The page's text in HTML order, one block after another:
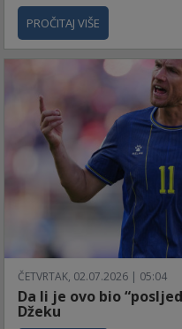
PROČITAJ VIŠE
ČETVRTAK, 02.07.2026 | 05:04
Da li je ovo bio
Džeku